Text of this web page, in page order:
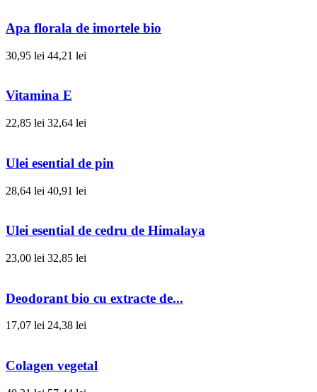
Apa florala de imortele bio
30,95 lei 44,21 lei
Vitamina E
22,85 lei 32,64 lei
Ulei esential de pin
28,64 lei 40,91 lei
Ulei esential de cedru de Himalaya
23,00 lei 32,85 lei
Deodorant bio cu extracte de...
17,07 lei 24,38 lei
Colagen vegetal